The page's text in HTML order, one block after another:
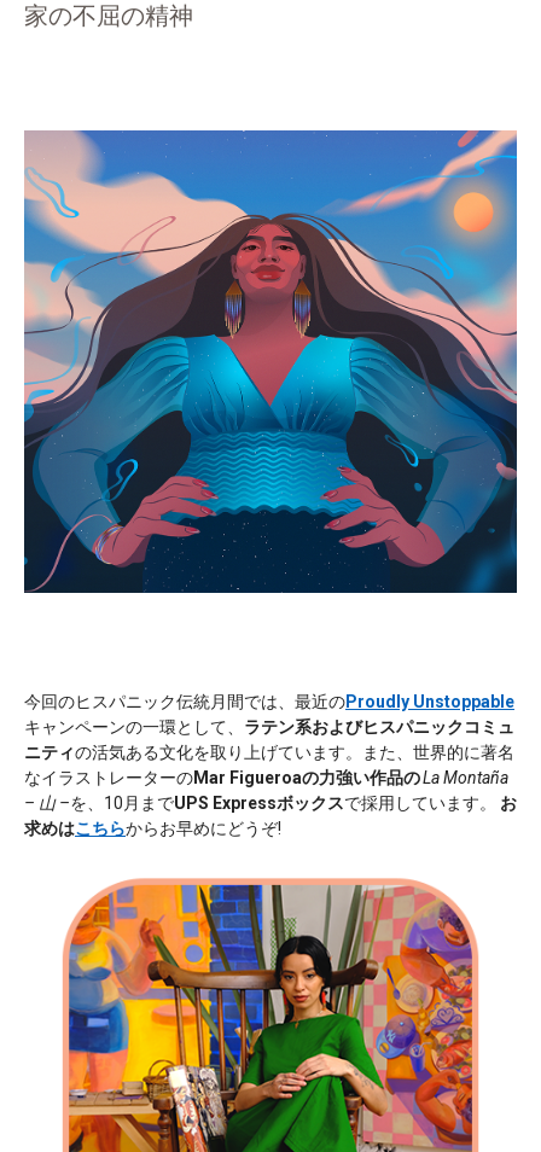
家の不屈の精神
今回のヒスパニック伝統月間では、最近のProudly Unstoppable
キャンペーンの一環として、 ラテン系およびヒスパニックコミュ
ニティの活気ある文化を取り上げています。また、世界的に著名
なイラストレーターのMar Figueroaの力強い作品のLa Montaña
– 山 –を、10月までUPS Expressボックスで採用しています。
お
求めはこちらからお早めにどうぞ!